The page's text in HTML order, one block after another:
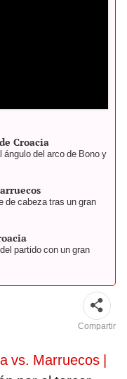
Croacia
ángulo del arco de Bono y
de cabeza tras un gran
partido con un gran
Compartir
vs. Marruecos |